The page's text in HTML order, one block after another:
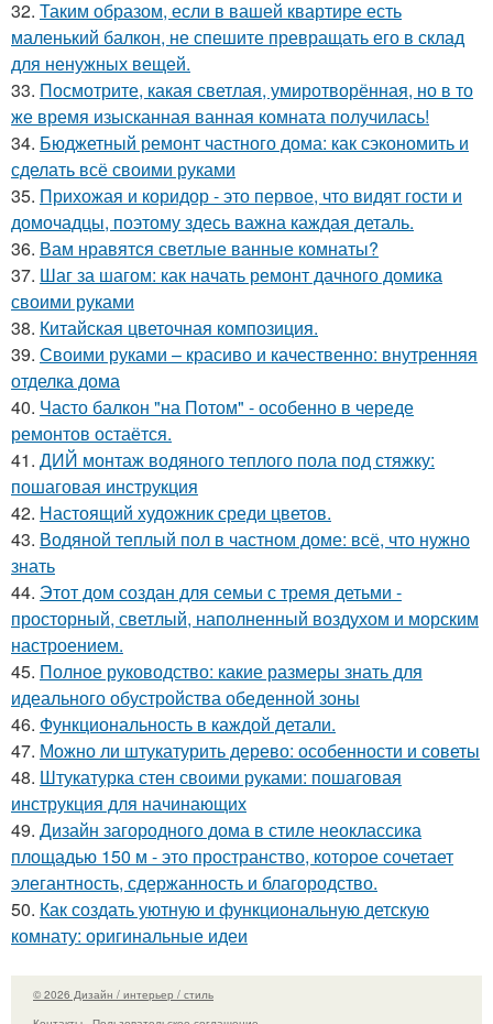
32. Таким образом, если в вашей квартире есть
маленький балкон, не спешите превращать его в склад
для ненужных вещей.
33. Посмотрите, какая светлая, умиротворённая, но в то
же время изысканная ванная комната получилась!
34. Бюджетный ремонт частного дома: как сэкономить и
сделать всё своими руками
35. Прихожая и коридор - это первое, что видят гости и
домочадцы, поэтому здесь важна каждая деталь.
36. Вам нравятся светлые ванные комнаты?
37. Шаг за шагом: как начать ремонт дачного домика
своими руками
38. Китайская цветочная композиция.
39. Своими руками – красиво и качественно: внутренняя
отделка дома
40. Часто балкон "на Потом" - особенно в череде
ремонтов остаётся.
41. ДИЙ монтаж водяного теплого пола под стяжку:
пошаговая инструкция
42. Настоящий художник среди цветов.
43. Водяной теплый пол в частном доме: всё, что нужно
знать
44. Этот дом создан для семьи с тремя детьми -
просторный, светлый, наполненный воздухом и морским
настроением.
45. Полное руководство: какие размеры знать для
идеального обустройства обеденной зоны
46. Функциональность в каждой детали.
47. Можно ли штукатурить дерево: особенности и советы
48. Штукатурка стен своими руками: пошаговая
инструкция для начинающих
49. Дизайн загородного дома в стиле неоклассика
площадью 150 м - это пространство, которое сочетает
элегантность, сдержанность и благородство.
50. Как создать уютную и функциональную детскую
комнату: оригинальные идеи
© 2026 Дизайн / интерьер / стиль